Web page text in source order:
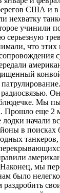
США и
нехватку
учинили
что
Мы
Прошло еще 2
начали
в
мы
было
раздробить